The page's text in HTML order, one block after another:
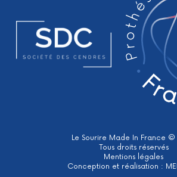
Le Sourire Made In France ©
Tous droits réservés
Mentions légales
Conception et réalisation :